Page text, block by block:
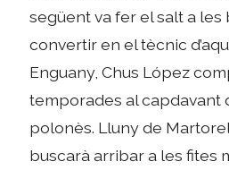
següent va fer el salt a les
convertir en el tècnic
Enguany, Chus López
temporades al capdavant
polonès. Lluny de
buscarà arribar a les fites